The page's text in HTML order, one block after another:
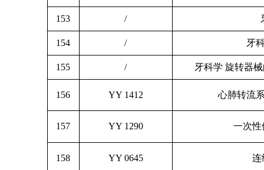
153 /
154 / 牙
155 / 牙科学 旋转器
156 YY 1412 心肺转流
157 YY 1290 一次性
158 YY 0645 连